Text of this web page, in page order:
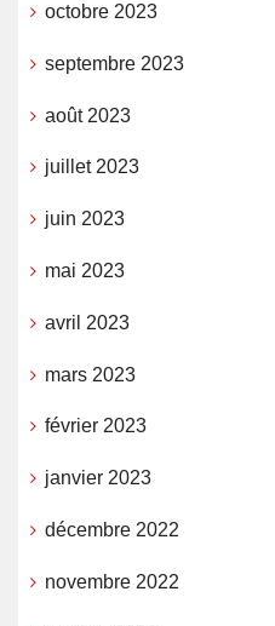
octobre 2023
septembre 2023
août 2023
juillet 2023
juin 2023
mai 2023
avril 2023
mars 2023
février 2023
janvier 2023
décembre 2022
novembre 2022